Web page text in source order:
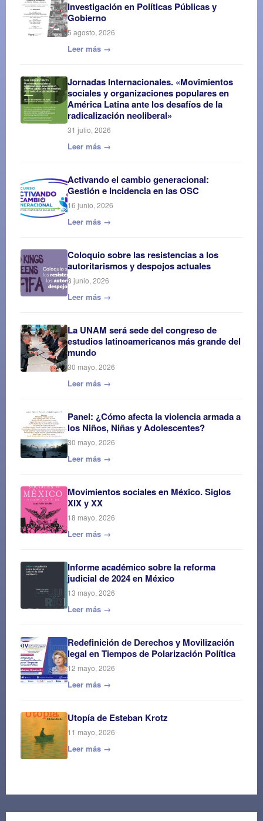
Investigación en Políticas Públicas y
Gobierno
5 agosto, 2026
Leer más →
Jornadas Internacionales. «Movimientos
sociales y organizaciones populares en
América Latina ante los desafíos de la
radicalización neoliberal»
31 julio, 2026
Leer más →
Activando el cambio generacional:
Gestión e Incidencia en las OSC
16 junio, 2026
Leer más →
Coloquio sobre las resistencias a los
autoritarismos y despojos actuales
8 junio, 2026
Leer más →
La UNAM será sede del congreso de
estudios latinoamericanos más grande del
mundo
30 mayo, 2026
Leer más →
Panel: ¿Cómo afecta la violencia armada a
los Niños, Niñas y Adolescentes?
30 mayo, 2026
Leer más →
Movimientos sociales en México. Siglos
XIX y XX
18 mayo, 2026
Leer más →
Informe académico sobre la reforma
judicial de 2024 en México
13 mayo, 2026
Leer más →
Redefinición de Derechos y Movilización
legal en Tiempos de Polarización Política
12 mayo, 2026
Leer más →
Utopía de Esteban Krotz
11 mayo, 2026
Leer más →